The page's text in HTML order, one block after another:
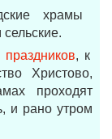
храмы
, к
Христово,
проходят
и рано утром